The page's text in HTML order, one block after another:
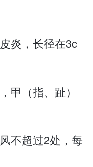
炎，长径在3c
甲（指、趾）
不超过2处，每